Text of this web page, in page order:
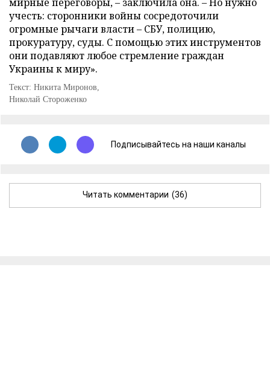
учесть: сторонники войны сосредоточили
огромные рычаги власти – СБУ, полицию,
прокуратуру, суды. С помощью этих инструментов
они подавляют любое стремление граждан
Украины к миру».
Текст: Никита Миронов,
Николай Стороженко
Подписывайтесь на наши каналы
Читать комментарии (36)